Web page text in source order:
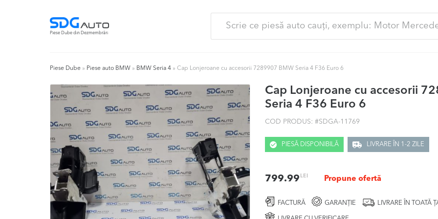
Piese Dube din Dezmembrări
Piese Dube » Piese auto BMW » BMW Seria 4 » Cap Lonjeroane cu accesorii 7289907 BMW Seria 4 F36 Euro 6
Cap Lonjeroane cu accesorii
Seria 4 F36 Euro 6
COD PRODUS: #SDGA-11769
PIESĂ DISPONIBILĂ LIVRARE ÎN 1-2 ZILE
799.99 LEI Propune ofertă
FACTURĂ GARANȚIE LIVRARE ÎN TOATĂ